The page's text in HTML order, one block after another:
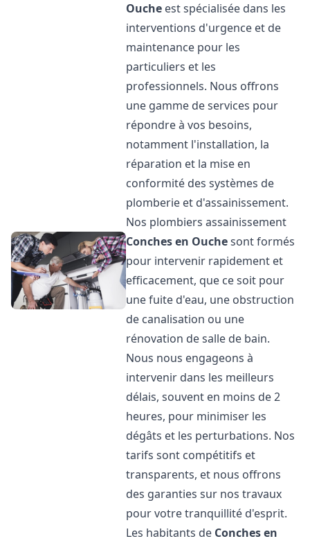
Ouche est spécialisée dans les
interventions d'urgence et de
maintenance pour les
particuliers et les
professionnels. Nous offrons
une gamme de services pour
répondre à vos besoins,
notamment l'installation, la
réparation et la mise en
conformité des systèmes de
plomberie et d'assainissement.
Nos plombiers assainissement
Conches en Ouchesont formés
pour intervenir rapidement et
efficacement, que ce soit pour
une fuite d'eau, une obstruction
de canalisation ou une
rénovation de salle de bain.
Nous nous engageons à
intervenir dans les meilleurs
délais, souvent en moins de 2
heures, pour minimiser les
dégâts et les perturbations. Nos
tarifs sont compétitifs et
transparents, et nous offrons
des garanties sur nos travaux
pour votre tranquillité d'esprit.
Les habitants de Conches en